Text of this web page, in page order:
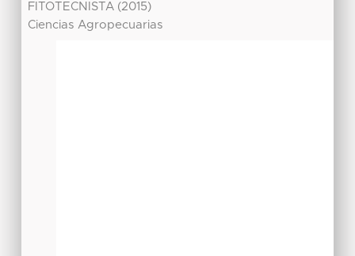
FITOTECNISTA (2015)
Ciencias Agropecuarias